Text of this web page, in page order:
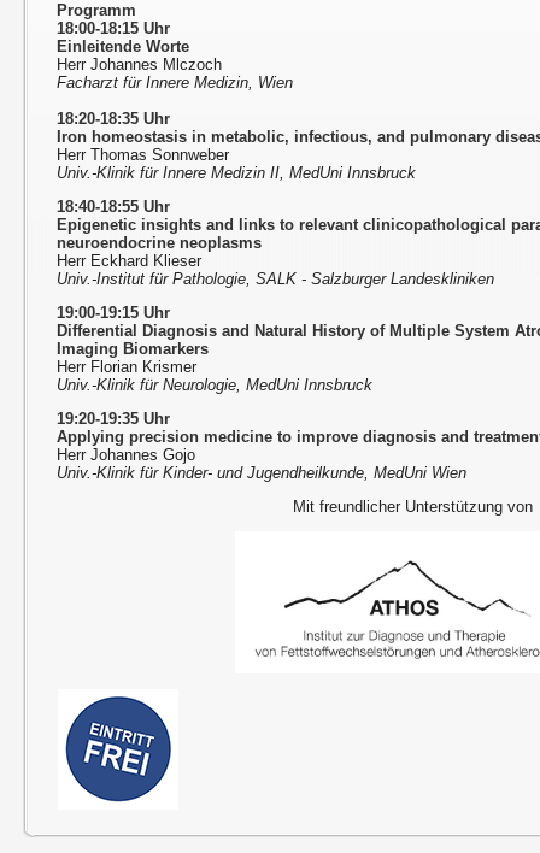
Programm
18:00-18:15 Uhr
Einleitende Worte
Herr Johannes Mlczoch
Facharzt für Innere Medizin, Wien
18:20-18:35 Uhr
Iron homeostasis in metabolic, infectious, and pulmonary
Herr Thomas Sonnweber
Univ.-Klinik für Innere Medizin II, MedUni Innsbruck
18:40-18:55 Uhr
Epigenetic insights and links to relevant clinicopathological
neuroendocrine neoplasms
Herr Eckhard Klieser
Univ.-Institut für Pathologie, SALK - Salzburger Landeskliniken
19:00-19:15 Uhr
Differential Diagnosis and Natural History of Multiple System
Imaging Biomarkers
Herr Florian Krismer
Univ.-Klinik für Neurologie, MedUni Innsbruck
19:20-19:35 Uhr
Applying precision medicine to improve diagnosis and
Herr Johannes Gojo
Univ.-Klinik für Kinder- und Jugendheilkunde, MedUni Wien
Mit freundlicher Unterstützung von